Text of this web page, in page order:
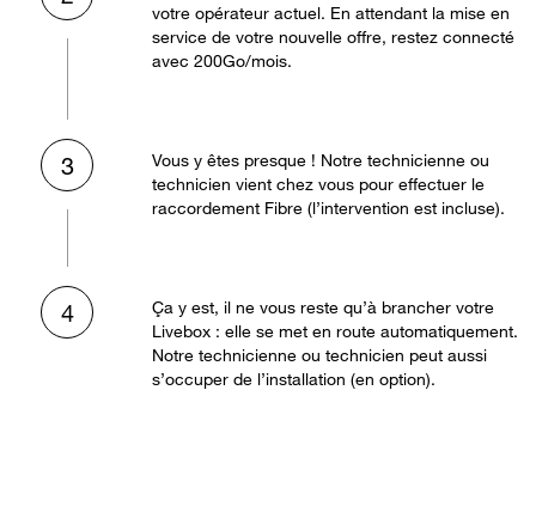
votre opérateur actuel. En attendant la mise en
service de votre nouvelle offre, restez connecté
avec 200Go/mois.
3
Vous y êtes presque ! Notre technicienne ou
technicien vient chez vous pour effectuer le
raccordement Fibre (l’intervention est incluse).
4
Ça y est, il ne vous reste qu’à brancher votre
Livebox : elle se met en route automatiquement.
Notre technicienne ou technicien peut aussi
s’occuper de l’installation (en option).